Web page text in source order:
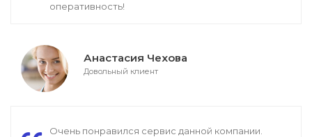
оперативность!
Анастасия Чехова
Довольный клиент
Очень понравился сервис данной компании.